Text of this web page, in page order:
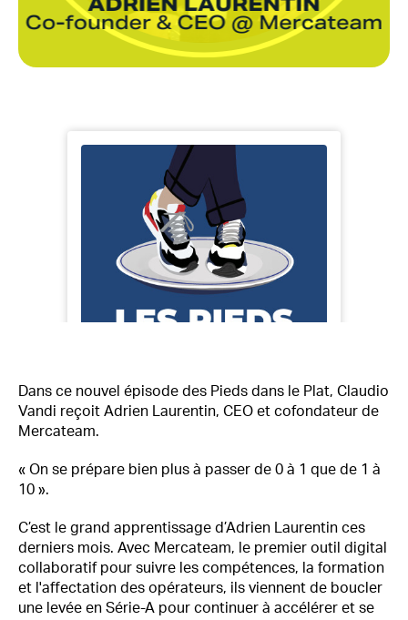
Dans ce nouvel épisode des Pieds dans le Plat, Claudio
Vandi reçoit Adrien Laurentin, CEO et cofondateur de
Mercateam.
« On se prépare bien plus à passer de 0 à 1 que de 1 à
10 ».
C’est le grand apprentissage d’Adrien Laurentin ces
derniers mois. Avec Mercateam, le premier outil digital
collaboratif pour suivre les compétences, la formation
et l'affectation des opérateurs, ils viennent de boucler
une levée en Série-A pour continuer à accélérer et se